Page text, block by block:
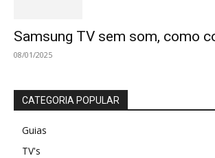
Samsung TV sem som, como
08/01/2025
CATEGORIA POPULAR
Guias
TV's